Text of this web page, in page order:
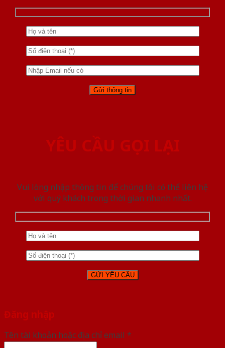
YÊU CẦU GỌI LẠI
Vui lòng nhập thông tin để chúng tôi có thể liên hệ
với quý khách trong thời gian nhanh nhất.
Đăng nhập
Tên tài khoản hoặc địa chỉ email *